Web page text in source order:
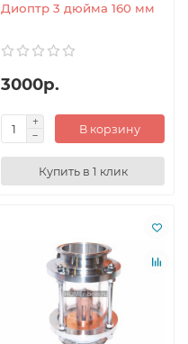
Диоптр 3 дюйма 160 мм
3000р.
В корзину
Купить в 1 клик